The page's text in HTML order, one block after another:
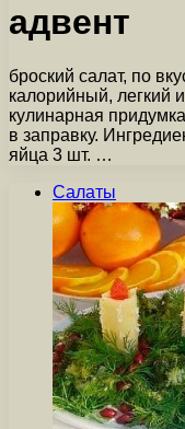
адвент
броский салат, по
калорийный, легкий
кулинарная
в заправку.
яйца 3 шт. …
Салаты